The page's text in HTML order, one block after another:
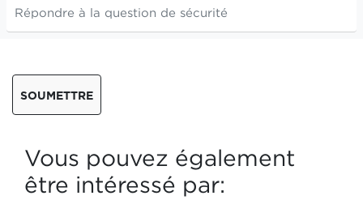
SOUMETTRE
Vous pouvez également
être intéressé par: